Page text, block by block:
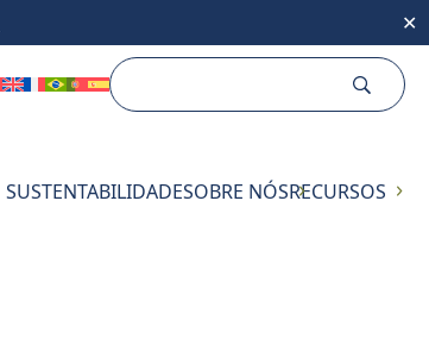
✕
SUSTENTABILIDADESOBRE NÓSRECURSOS